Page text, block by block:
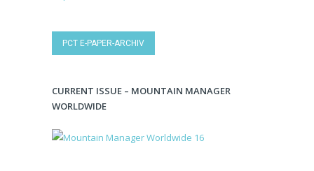
PCT E-PAPER-ARCHIV
CURRENT ISSUE – MOUNTAIN MANAGER
WORLDWIDE